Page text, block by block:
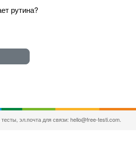
рутина?
эл.почта для связи: hello@free-testi.com.